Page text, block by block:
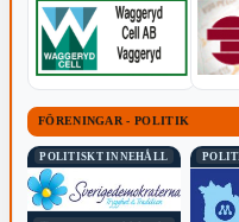
FÖRENINGAR - POLITIK
POLITISKT INNEHÅLL